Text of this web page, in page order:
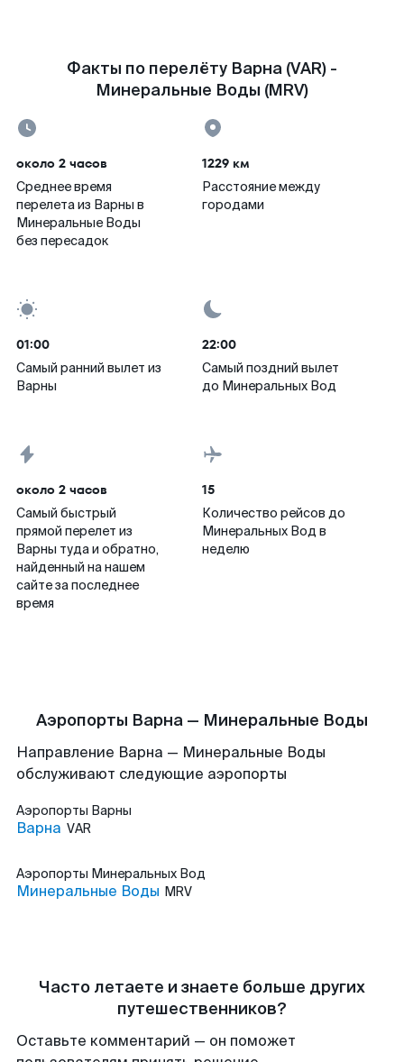
Факты по перелёту Варна (VAR) -
Минеральные Воды (MRV)
около 2 часов
Среднее время
перелета из Варны в
Минеральные Воды
без пересадок
1229 км
Расстояние между
городами
01:00
Самый ранний вылет из
Варны
22:00
Самый поздний вылет
до Минеральных Вод
около 2 часов
Самый быстрый
прямой перелет из
Варны туда и обратно,
найденный на нашем
сайте за последнее
время
15
Количество рейсов до
Минеральных Вод в
неделю
Аэропорты Варна — Минеральные Воды
Направление Варна — Минеральные Воды
обслуживают следующие аэропорты
Аэропорты Варны
Варна VAR
Аэропорты Минеральных Вод
Минеральные Воды MRV
Часто летаете и знаете больше других
путешественников?
Оставьте комментарий — он поможет